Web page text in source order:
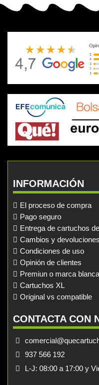
INFORMACIÓN
El proceso de compra
Pago seguro
Entrega de cartuchos
Cambios y devoluciones
Condiciones de uso
Opinión de clientes
Premiun o marca blanca
Cartuchos XL
Original vs compatible
CONTACTA CON
937 566 192
L-J: 08:00 a 17:00 y